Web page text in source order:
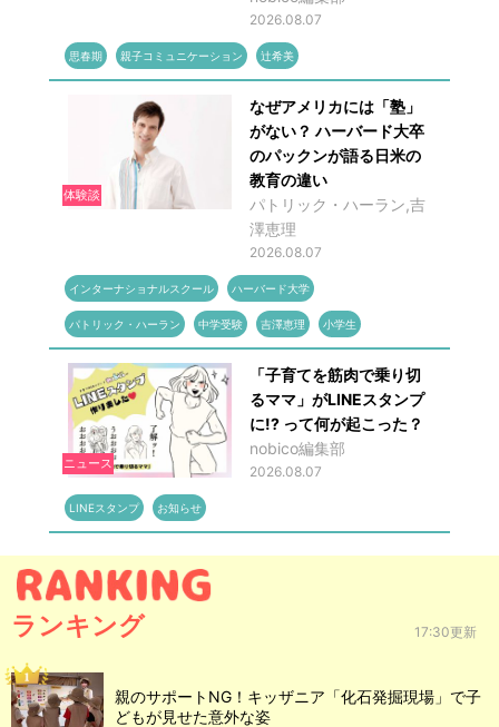
2026.08.07
思春期 親子コミュニケーション 辻希美
体験談
なぜアメリカには「塾」
がない？ ハーバード大卒
のパックンが語る日米の
教育の違い
パトリック・ハーラン,吉
澤恵理
2026.08.07
インターナショナルスクール ハーバード大学
パトリック・ハーラン 中学受験 吉澤恵理 小学生
ニュース
「子育てを筋肉で乗り切
るママ」がLINEスタンプ
に!? って何が起こった？
nobico編集部
2026.08.07
LINEスタンプ お知らせ
ランキング 17:30更新
親のサポートNG！キッザニア「化石発掘現場」で子
どもが見せた意外な姿